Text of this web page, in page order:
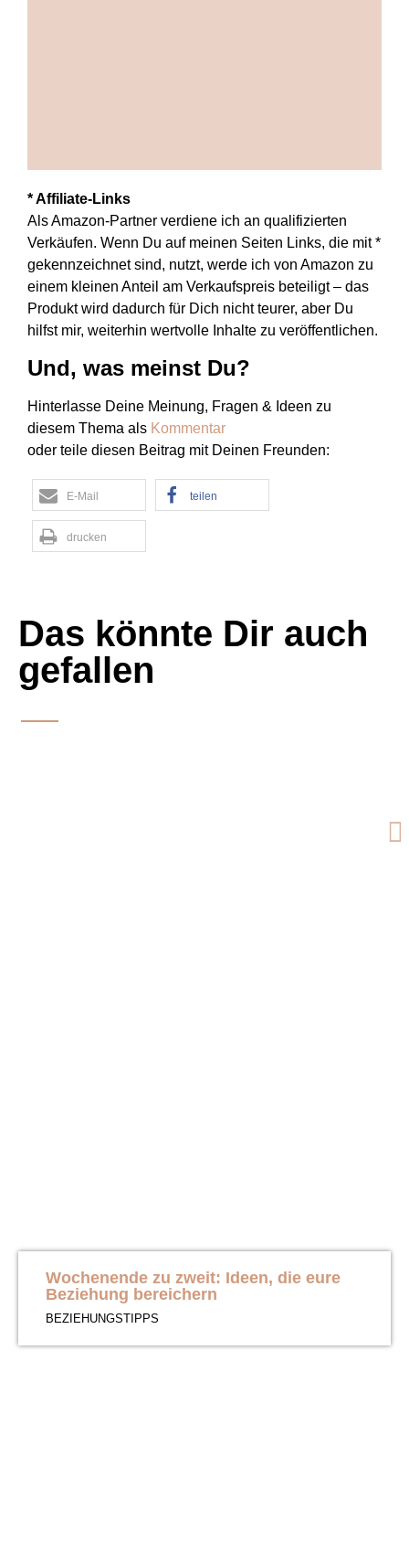
* Affiliate-Links
Als Amazon-Partner verdiene ich an qualifizierten
Verkäufen. Wenn Du auf meinen Seiten Links, die mit *
gekennzeichnet sind, nutzt, werde ich von Amazon zu
einem kleinen Anteil am Verkaufspreis beteiligt – das
Produkt wird dadurch für Dich nicht teurer, aber Du
hilfst mir, weiterhin wertvolle Inhalte zu veröffentlichen.
Und, was meinst Du?
Hinterlasse Deine Meinung, Fragen & Ideen zu
diesem Thema als Kommentar
oder teile diesen Beitrag mit Deinen Freunden:
E-Mail teilen
drucken
Das könnte Dir auch
gefallen
Wochenende zu zweit: Ideen, die eure
Beziehung bereichern
BEZIEHUNGSTIPPS